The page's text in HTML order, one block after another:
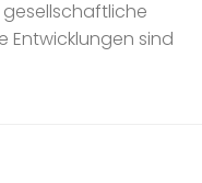
Entwicklungen sind